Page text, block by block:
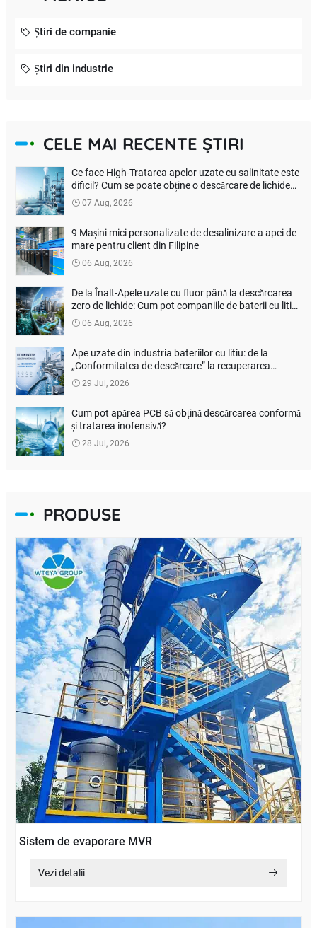
Știri de companie
Știri din industrie
CELE MAI RECENTE ȘTIRI
Ce face High-Tratarea apelor uzate cu salinitate este
dificil? Cum se poate obține o descărcare de lichide
zero adevărată?
07 Aug, 2026
9 Mașini mici personalizate de desalinizare a apei de
mare pentru client din Filipine
06 Aug, 2026
De la Înalt-Apele uzate cu fluor până la descărcarea
zero de lichide: Cum pot companiile de baterii cu litiu
să reducă costurile de tratare a mediului?
06 Aug, 2026
Ape uzate din industria bateriilor cu litiu: de la
„Conformitatea de descărcare” la recuperarea
resurselor
29 Jul, 2026
Cum pot apărea PCB să obțină descărcarea conformă
și tratarea inofensivă?
28 Jul, 2026
PRODUSE
Sistem de evaporare MVR
Vezi detalii